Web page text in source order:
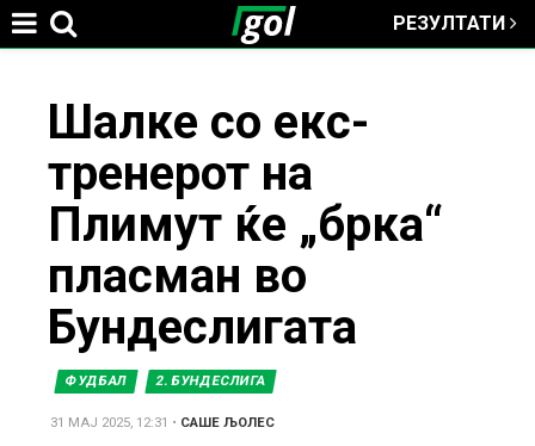
РЕЗУЛТАТИ
Шалке со екс-
тренерот на
Плимут ќе „брка“
пласман во
Бундеслигата
ФУДБАЛ 2. БУНДЕСЛИГА
31 МАЈ 2025, 12:31 • САШЕ ЉОЛЕС